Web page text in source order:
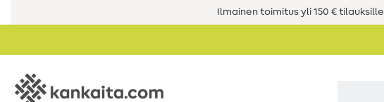
Ilmainen toimitus yli 150 € tilauksille